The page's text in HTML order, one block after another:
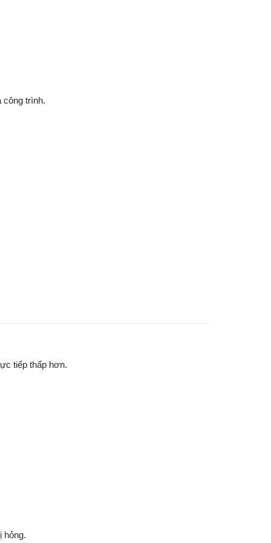
công trình.
tiếp thấp hơn.
hỏng.